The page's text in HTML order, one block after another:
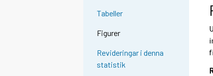
Tabeller
Figurer
Revideringar i denna
statistik